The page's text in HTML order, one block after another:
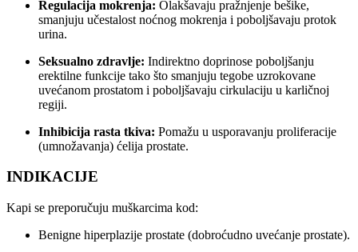
Regulacija mokrenja: Olakšavaju pražnjenje bešike,
smanjuju učestalost noćnog mokrenja i poboljšavaju protok
urina.
Seksualno zdravlje: Indirektno doprinose poboljšanju
erektilne funkcije tako što smanjuju tegobe uzrokovane
uvećanom prostatom i poboljšavaju cirkulaciju u karličnoj
regiji.
Inhibicija rasta tkiva: Pomažu u usporavanju proliferacije
(umnožavanja) ćelija prostate.
INDIKACIJE
Kapi se preporučuju muškarcima kod:
Benigne hiperplazije prostate (dobroćudno uvećanje prostate).